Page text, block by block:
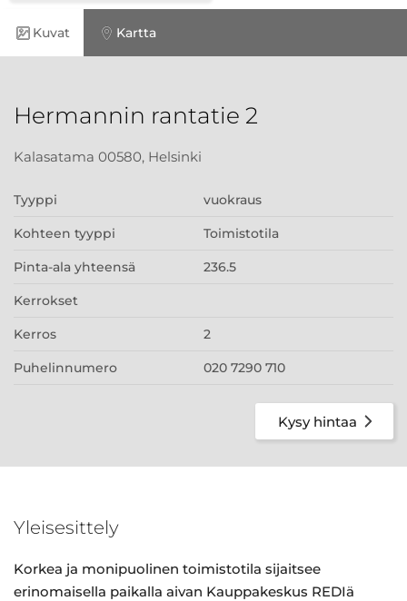
Kuvat Kartta
Hermannin rantatie 2
Kalasatama 00580, Helsinki
Tyyppi vuokraus
Kohteen tyyppi Toimistotila
Pinta-ala yhteensä 236.5
Kerrokset
Kerros 2
Puhelinnumero 020 7290 710
Kysy hintaa
Yleisesittely
Korkea ja monipuolinen toimistotila sijaitsee
erinomaisella paikalla aivan Kauppakeskus REDIä